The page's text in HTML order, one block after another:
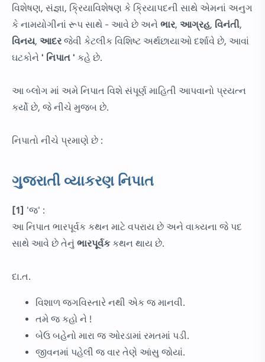
વિશેષણ, સંજ્ઞા, ક્રિયાવિશેષણ કે ક્રિયાપદની સાથે એમનાં અનુગ
કે નામયોગીનાં રૂપ સાથે - આવે છે અને ભાર, આગ્રહ, વિનંતી,
વિનય, આદરજેવી કેટલીક વિશિષ્ટ અર્થછાયાઓ દર્શાવે છે, આવાં
ઘટકોને ' નિપાત ' કહે છે.
આ બ્લોગ માં અમે નિપાત વિશે સંપૂર્ણ માહિતી આપવાનો પ્રયત્ન
કર્યો છે, જે નીચે મુજબ છે.
નિપાતો નીચે પ્રમાણે છે :
ગુજરાતી વ્યાકરણ નિપાત
[1] 'જ' :
આ નિપાત ભારપૂર્વક કથન માટે વપરાય છે અને વાક્યના જે પદ
સાથે આવે છે તેનું ભારપૂર્વકકથન થાય છે.
દા.ત.
વિશાળ જગવિસ્તારે નથી એક જ માનવી.
તમે જ કહો ને !
બેઉ બહેનો મારા જ ઓરડામાં રમતમાં પડી.
જીવનમાં પહેલી જ વાર તેણે આંસુ જોયાં.